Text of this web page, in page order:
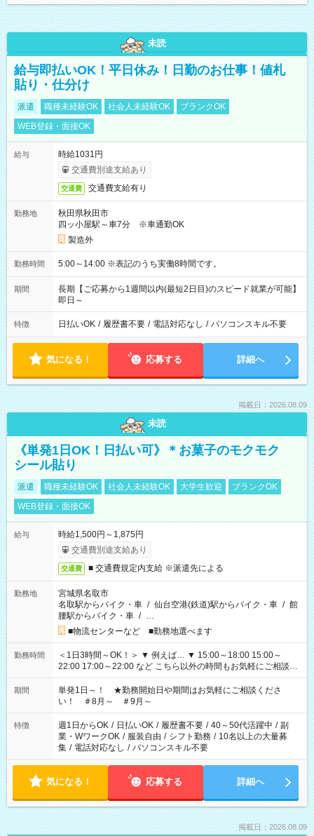
未読
給与即払いOK！平日休み！日勤のお仕事！値札
貼り・仕分け
派遣 職種未経験OK 社会人未経験OK
ブランクOK
WEB登録・面接OK
給与
時給1031円
交通費別途支給あり
交通費 交通費支給有り
勤務地
秋田県秋田市
四ッ小屋駅～車7分 ※車通勤OK
製造外
勤務時間 5:00～14:00 ※表記のうち実働8時間です。
期間
長期【ご応募から1週間以内(最短2日目)のスピード就業が可能】
即日～
特徴 日払いOK / 履歴書不要 / 電話対応なし / パソコンスキル不要
気になる！ 応募する 詳細へ
掲載日：2026.08.09
未読
《単発1日OK！日払い可》＊お菓子のモクモク
シール貼り
派遣 職種未経験OK 社会人未経験OK 大学生歓迎
ブランクOK
WEB登録・面接OK
給与
時給1,500円～1,875円
交通費別途支給あり
交通費 ■ 交通費規定内支給 ※派遣先による
勤務地
宮城県名取市
名取駅からバイク・車 / 仙台空港(鉄道)駅からバイク・車 / 館
腰駅からバイク・車 / …
■物流センターなど ■勤務地選べます
勤務時間
＜1日3時間～OK！＞ ▼ 例えば… ▼ 15:00～18:00 15:00～
22:00 17:00～22:00 など こちら以外の時間もお気軽にご相談く
ださい！
期間
単発1日～！ ★勤務開始日や期間はお気軽にご相談くださ
い！ ＃8月～ ＃9月～
特徴 週1日からOK / 日払いOK / 履歴書不要 / 40～50代活躍中 / 副
業・WワークOK / 服装自由 / シフト勤務 / 10名以上の大量募
集 / 電話対応なし / パソコンスキル不要
気になる！ 応募する 詳細へ
掲載日：2026.08.09